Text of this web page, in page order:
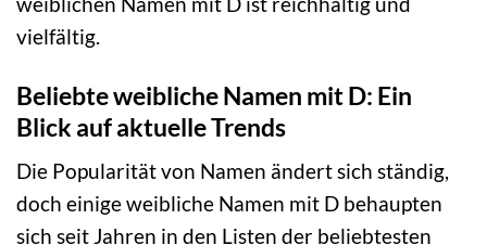
vielfältig.
Beliebte weibliche Namen mit D: Ein
Blick auf aktuelle Trends
Die Popularität von Namen ändert sich ständig,
doch einige weibliche Namen mit D behaupten
sich seit Jahren in den Listen der beliebtesten